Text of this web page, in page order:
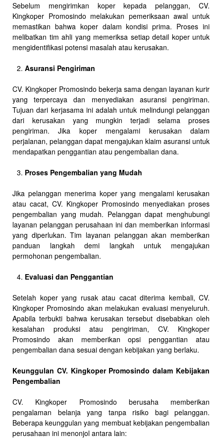
Sebelum mengirimkan koper kepada pelanggan, CV.
Kingkoper Promosindo melakukan pemeriksaan awal untuk
memastikan bahwa koper dalam kondisi prima. Proses ini
melibatkan tim ahli yang memeriksa setiap detail koper untuk
mengidentifikasi potensi masalah atau kerusakan.
Asuransi Pengiriman
CV. Kingkoper Promosindo bekerja sama dengan layanan kurir
yang terpercaya dan menyediakan asuransi pengiriman.
Tujuan dari kerjasama ini adalah untuk melindungi pelanggan
dari kerusakan yang mungkin terjadi selama proses
pengiriman. Jika koper mengalami kerusakan dalam
perjalanan, pelanggan dapat mengajukan klaim asuransi untuk
mendapatkan penggantian atau pengembalian dana.
Proses Pengembalian yang Mudah
Jika pelanggan menerima koper yang mengalami kerusakan
atau cacat, CV. Kingkoper Promosindo menyediakan proses
pengembalian yang mudah. Pelanggan dapat menghubungi
layanan pelanggan perusahaan ini dan memberikan informasi
yang diperlukan. Tim layanan pelanggan akan memberikan
panduan langkah demi langkah untuk mengajukan
permohonan pengembalian.
Evaluasi dan Penggantian
Setelah koper yang rusak atau cacat diterima kembali, CV.
Kingkoper Promosindo akan melakukan evaluasi menyeluruh.
Apabila terbukti bahwa kerusakan tersebut disebabkan oleh
kesalahan produksi atau pengiriman, CV. Kingkoper
Promosindo akan memberikan opsi penggantian atau
pengembalian dana sesuai dengan kebijakan yang berlaku.
Keunggulan CV. Kingkoper Promosindo dalam Kebijakan
Pengembalian
CV. Kingkoper Promosindo berusaha memberikan
pengalaman belanja yang tanpa risiko bagi pelanggan.
Beberapa keunggulan yang membuat kebijakan pengembalian
perusahaan ini menonjol antara lain: